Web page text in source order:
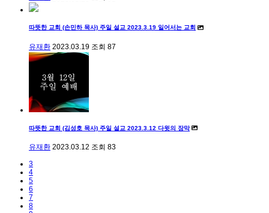
따뜻한 교회 (손민하 목사) 주일 설교 2023.3.19 일어서는 교회
유재환 2023.03.19 조회 87
따뜻한 교회 (김성호 목사) 주일 설교 2023.3.12 다윗의 장막
유재환 2023.03.12 조회 83
3
4
5
6
7
8